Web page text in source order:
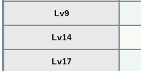
Lv9
Lv14
Lv17